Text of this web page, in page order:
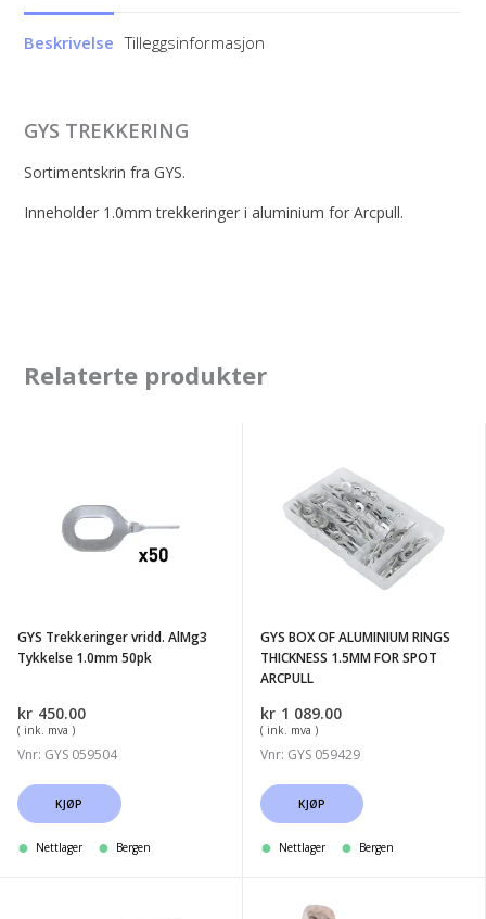
Beskrivelse Tilleggsinformasjon
GYS TREKKERING
Sortimentskrin fra GYS.
Inneholder 1.0mm trekkeringer i aluminium for Arcpull.
Relaterte produkter
AlMg3
GYS Trekkeringer vridd. AlMg3
Tykkelse 1.0mm 50pk
kr 450.00
( ink. mva )
Vnr: GYS 059504
KJØP
Nettlager Bergen
ALUMINIUM
FOR
SPOT
GYS BOX OF ALUMINIUM RINGS
THICKNESS 1.5MM FOR SPOT
ARCPULL
kr 1 089.00
( ink. mva )
Vnr: GYS 059429
KJØP
Nettlager Bergen